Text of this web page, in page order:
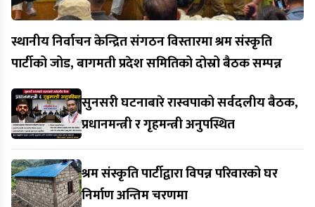
स्थानीय निर्वाचन केन्द्रित संगठन विस्तारमा श्रम संस्कृति
पार्टीको जोड, बागमती प्रदेश समितिको दोस्रो बैठक सम्पन्न
सुनसरी घटनाबारे रास्वपाको सर्वदलीय बैठक,
प्रधानमन्त्री र गृहमन्त्री अनुपस्थित
श्रम संस्कृति पार्टीद्वारा विपन्न परिवारको घर
निर्माण अन्तिम चरणमा